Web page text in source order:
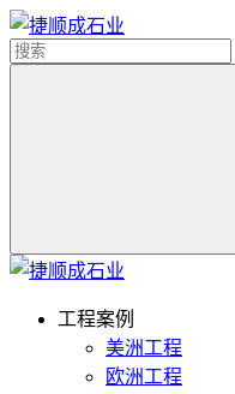
工程案例
美洲工程
欧洲工程